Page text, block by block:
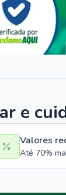
e
Valores
Até 70%